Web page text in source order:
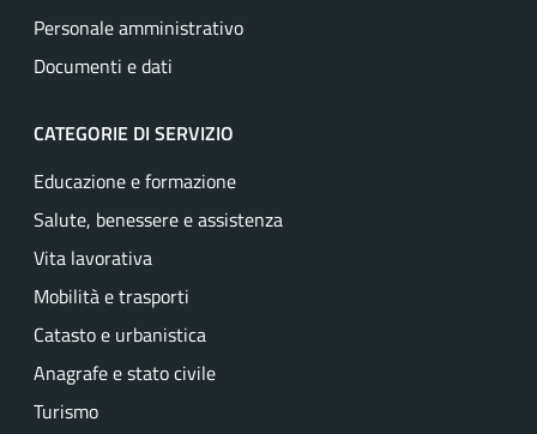
Personale amministrativo
Documenti e dati
CATEGORIE DI SERVIZIO
Educazione e formazione
Salute, benessere e assistenza
Vita lavorativa
Mobilità e trasporti
Catasto e urbanistica
Anagrafe e stato civile
Turismo